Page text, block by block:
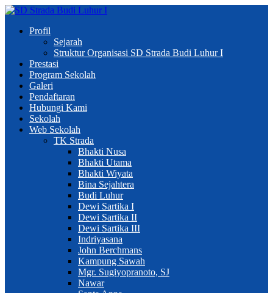
Profil
Sejarah
Struktur Organisasi SD Strada Budi Luhur I
Prestasi
Program Sekolah
Galeri
Pendaftaran
Hubungi Kami
Sekolah
Web Sekolah
TK Strada
Bhakti Nusa
Bhakti Utama
Bhakti Wiyata
Bina Sejahtera
Budi Luhur
Dewi Sartika I
Dewi Sartika II
Dewi Sartika III
Indriyasana
John Berchmans
Kampung Sawah
Mgr. Sugiyopranoto, SJ
Nawar